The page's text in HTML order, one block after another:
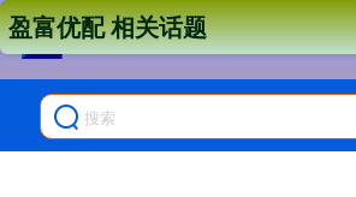
盈富优配 相关话题